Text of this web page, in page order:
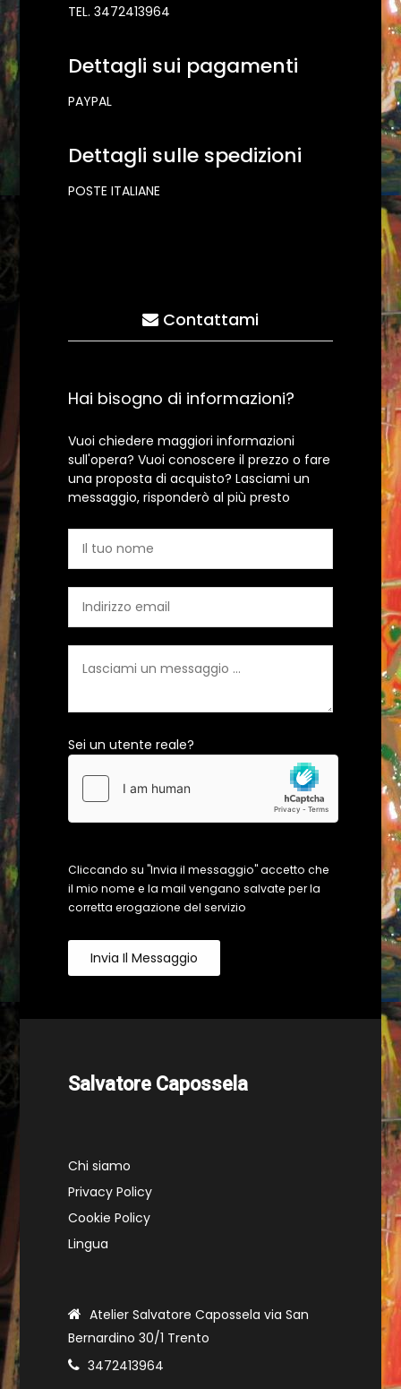
TEL. 3472413964
Dettagli sui pagamenti
PAYPAL
Dettagli sulle spedizioni
POSTE ITALIANE
Contattami
Hai bisogno di informazioni?
Vuoi chiedere maggiori informazioni
sull'opera? Vuoi conoscere il prezzo o fare
una proposta di acquisto? Lasciami un
messaggio, risponderò al più presto
Sei un utente reale?
Cliccando su "Invia il messaggio" accetto che
il mio nome e la mail vengano salvate per la
corretta erogazione del servizio
Invia Il Messaggio
Salvatore Capossela
Chi siamo
Privacy Policy
Cookie Policy
Lingua
Atelier Salvatore Capossela via San
Bernardino 30/1 Trento
3472413964